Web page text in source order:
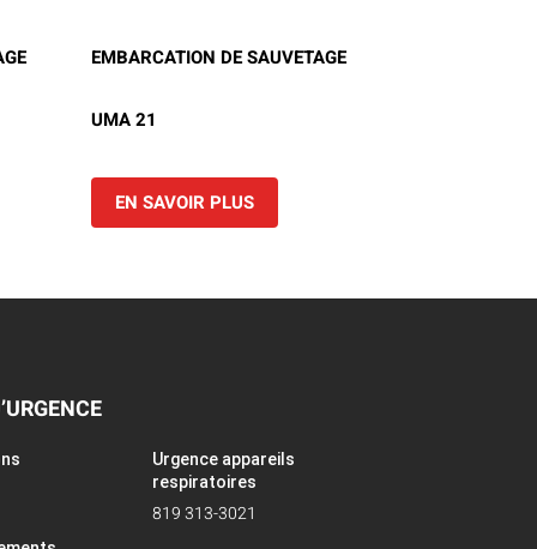
EMBARCATION DE SAUVETAGE
UMA 21
EN SAVOIR PLUS
Urgence appareils
respiratoires
819 313-3021